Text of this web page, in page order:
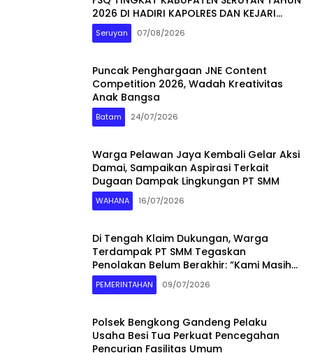
2026 DI HADIRI KAPOLRES DAN KEJARI
SERUYAN
Seruyan 07/08/2026
Puncak Penghargaan JNE Content
Competition 2026, Wadah Kreativitas
Anak Bangsa
Batam 24/07/2026
Warga Pelawan Jaya Kembali Gelar Aksi
Damai, Sampaikan Aspirasi Terkait
Dugaan Dampak Lingkungan PT SMM
WAHANA 16/07/2026
Di Tengah Klaim Dukungan, Warga
Terdampak PT SMM Tegaskan
Penolakan Belum Berakhir: “Kami Masih
Merasakan Dampaknya”
PEMERINTAHAN 09/07/2026
Polsek Bengkong Gandeng Pelaku
Usaha Besi Tua Perkuat Pencegahan
Pencurian Fasilitas Umum